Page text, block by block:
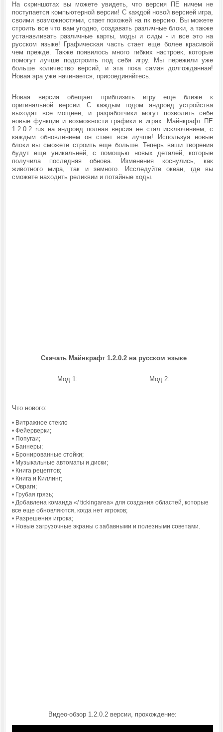
На скриншотах вы можете увидеть, что версия ПЕ ничем не
поступается компьютерной версии! С каждой новой версией игра,
своими возможностями, стает похожей на пк версию. Вы можете
строить все что вам угодно, создавать различные блоки, а также
устанавливать различные карты, моды и сиды - и все это на
русском языке! Графическая часть стает еще более красивой
чем прежде. Также появилось много гибких настроек, которые
помогут лучше подстроить под себя игру. Мы пережили уже
больше количество версий, и эта пока самая долгожданная!
Новая эра уже начинается, присоединяйтесь.
Новая версия обещает приблизить игру еще ближе к
оригинальной версии. С каждым годом андроид устройства
выходят все мощнее, и разработчики могут позволить себе
новые функции и возможности графики в играх. Майнкрафт ПЕ
1.2.0.2 rus на андроид полная версия не стал исключением, с
каждым обновлением он стает все лучше! Используя новые
блоки вы сможете строить еще больше. Теперь ваши творения
будут еще уникальней, с помощью новых деталей, которые
получила последняя обнова. Изменения коснулись, как
животного мира, так и земного. Исследуйте океан, где вы
сможете находить реликвии и потайные ходы.
Скачать Майнкрафт 1.2.0.2 на русском языке
Мод 1: Мод 2:
Что нового:
• Витражное стекло
• Фейерверки;
• Попугаи;
• Баннеры;
• Бронированные стойки;
• Музыкальные автоматы и диски;
• Книга рецептов;
• Книга и Киллинг;
• Овраги;
• Грубая грязь;
• Добавлена ​​команда «/ tickingarea» для создания областей, которые
все еще обновляются, когда нет игроков;
• Разрешения игрока;
• Новые загрузочные экраны с забавными и полезными советами.
Видео-обзор 1.2.0.2 версии, прохождение: